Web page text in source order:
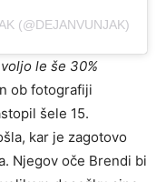
(@DEJANVUNJAK)
le še 30%
ob fotografiji
šele 15.
kar je zagotovo
Njegov oče Brendi bi